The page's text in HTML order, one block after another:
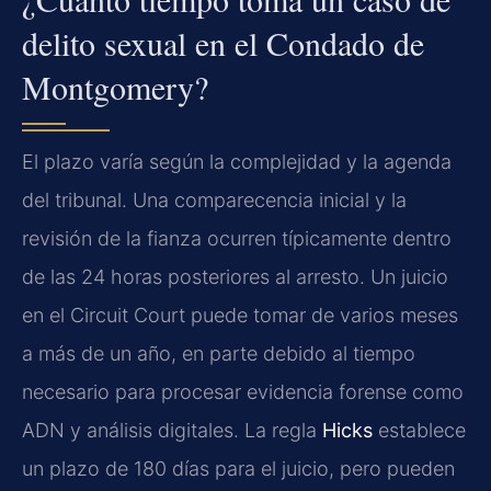
delito sexual en el Condado de
Montgomery?
El plazo varía según la complejidad y la agenda
del tribunal. Una comparecencia inicial y la
revisión de la fianza ocurren típicamente dentro
de las 24 horas posteriores al arresto. Un juicio
en el Circuit Court puede tomar de varios meses
a más de un año, en parte debido al tiempo
necesario para procesar evidencia forense como
ADN y análisis digitales. La regla Hicks establece
un plazo de 180 días para el juicio, pero pueden